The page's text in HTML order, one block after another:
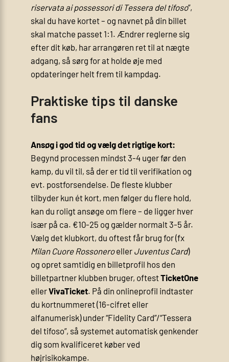
riservata ai possessori di Tessera del tifoso”,
skal du have kortet – og navnet på din billet
skal matche passet 1:1. Ændrer reglerne sig
efter dit køb, har arrangøren ret til at nægte
adgang, så sørg for at holde øje med
opdateringer helt frem til kampdag.
Praktiske tips til danske
fans
Ansøg i god tid og vælg det rigtige kort:
Begynd processen mindst 3-4 uger før den
kamp, du vil til, så der er tid til verifikation og
evt. postforsendelse. De fleste klubber
tilbyder kun ét kort, men følger du flere hold,
kan du roligt ansøge om flere – de ligger hver
især på ca. €10-25 og gælder normalt 3-5 år.
Vælg det klubkort, du oftest får brug for (fx
Milan Cuore Rossoneroeller Juventus Card)
og opret samtidig en billetprofil hos den
billetpartner klubben bruger, oftestTicketOne
ellerVivaTicket. På din onlineprofil indtaster
du kortnummeret (16-cifret eller
alfanumerisk) under “Fidelity Card”/“Tessera
del tifoso”, så systemet automatisk genkender
dig som kvalificeret køber ved
højrisikokampe.